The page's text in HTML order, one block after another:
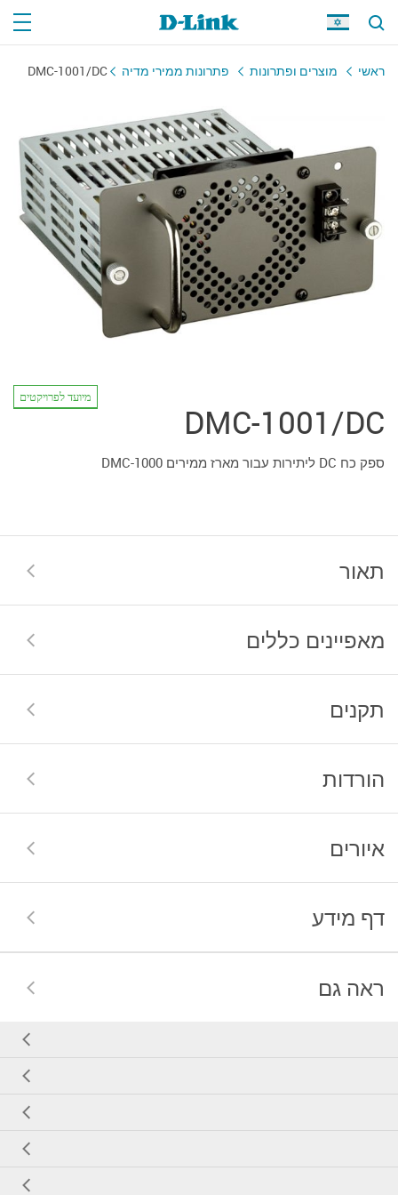
ראשי מוצרים ופתרונות פתרונות ממירי מדיה DMC-1001/DC
DMC-1001/DC
מיועד לפרויקטים
ספק כח DC ליתירות עבור מארז ממירים DMC-1000
תאור
מאפיינים כללים
תקנים
הורדות
איורים
דף מידע
ראה גם